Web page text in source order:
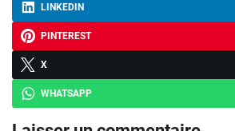
LINKEDIN
PINTEREST
X
WHATSAPP